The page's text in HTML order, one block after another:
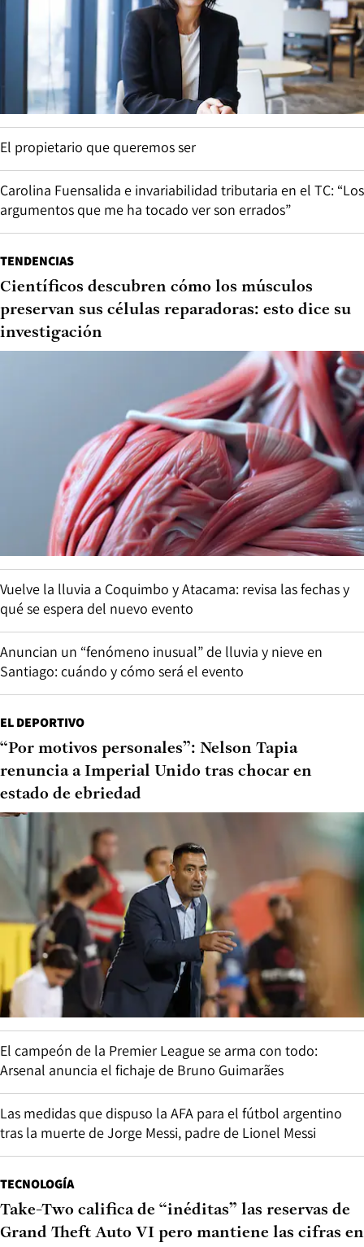
El propietario que queremos ser
Carolina Fuensalida e invariabilidad tributaria en el TC: “Los
argumentos que me ha tocado ver son errados”
TENDENCIAS
Científicos descubren cómo los músculos
preservan sus células reparadoras: esto dice su
investigación
Vuelve la lluvia a Coquimbo y Atacama: revisa las fechas y
qué se espera del nuevo evento
Anuncian un “fenómeno inusual” de lluvia y nieve en
Santiago: cuándo y cómo será el evento
EL DEPORTIVO
“Por motivos personales”: Nelson Tapia
renuncia a Imperial Unido tras chocar en
estado de ebriedad
El campeón de la Premier League se arma con todo:
Arsenal anuncia el fichaje de Bruno Guimarães
Las medidas que dispuso la AFA para el fútbol argentino
tras la muerte de Jorge Messi, padre de Lionel Messi
TECNOLOGÍA
Take-Two califica de “inéditas” las reservas de
Grand Theft Auto VI pero mantiene las cifras en